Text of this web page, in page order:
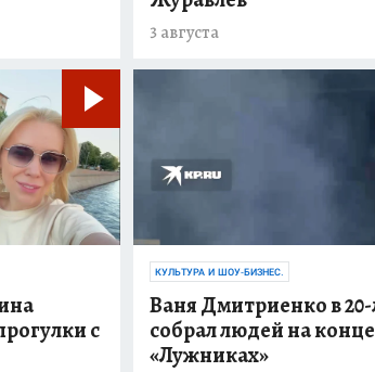
3 августа
с
КУЛЬТУРА И ШОУ-БИЗНЕС.
Ваня Дмитриенко в
собрал людей на
«Лужниках»